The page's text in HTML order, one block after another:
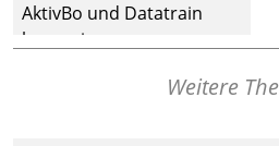
AktivBo und Datatrain
kooperieren –
profitieren: Die nahtlose
Weitere